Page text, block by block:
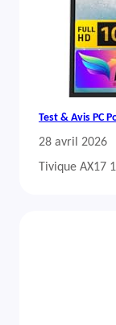
Test & Avis PC
28 avril 2026
Tivique